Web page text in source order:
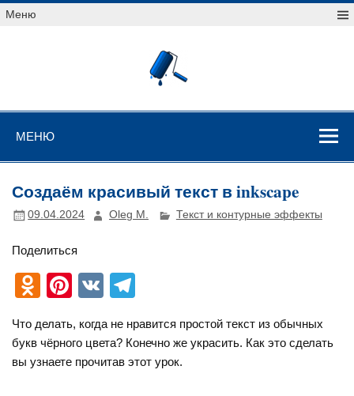
Перейти
Меню
графики
МЕНЮ
Создаём красивый текст в inkscape
09.04.2024 Oleg M. Текст и контурные эффекты
Поделиться
O
n
o
Pi
er
e
V
e
gr
Что делать, когда не нравится простой текст из обычных
букв чёрного цвета? Конечно же украсить. Как это сделать
вы узнаете прочитав этот урок.